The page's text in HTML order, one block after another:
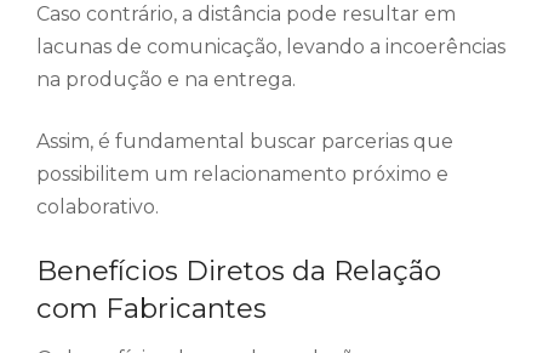
Caso contrário, a distância pode resultar em
lacunas de comunicação, levando a incoerências
na produção e na entrega.
Assim, é fundamental buscar parcerias que
possibilitem um relacionamento próximo e
colaborativo.
Benefícios Diretos da Relação
com Fabricantes